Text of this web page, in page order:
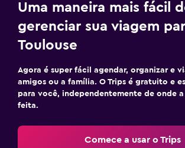
Uma maneira mais fácil
gerenciar sua viagem
Toulouse
Agora é super fácil agendar, organizar e
amigos ou a família. O Trips é gratuito e
para você, independentemente de onde
feita.
Comece a usar o Trips